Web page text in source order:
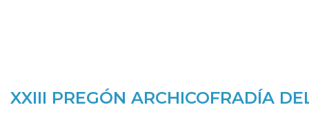
XXIII PREGÓN ARCHICOFRADÍA